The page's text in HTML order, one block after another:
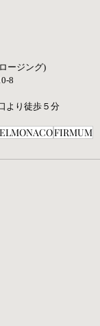
ージング)
8
より徒歩５分
FIRMUM